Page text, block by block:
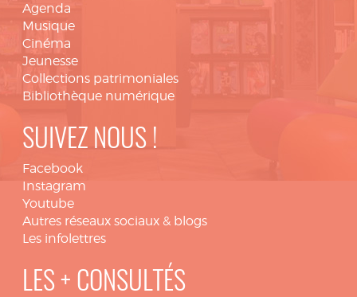
Agenda
Musique
Cinéma
Jeunesse
Collections patrimoniales
Bibliothèque numérique
SUIVEZ NOUS !
Facebook
Instagram
Youtube
Autres réseaux sociaux & blogs
Les infolettres
LES + CONSULTÉS